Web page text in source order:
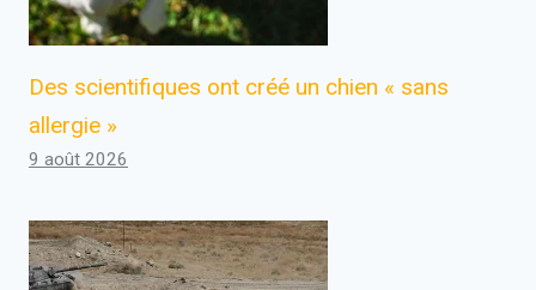
Des scientifiques ont créé un chien « sans
allergie »
9 août 2026